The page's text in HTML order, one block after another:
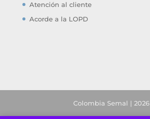
Atención al cliente
Acorde a la LOPD
Colombia Semal | 2026